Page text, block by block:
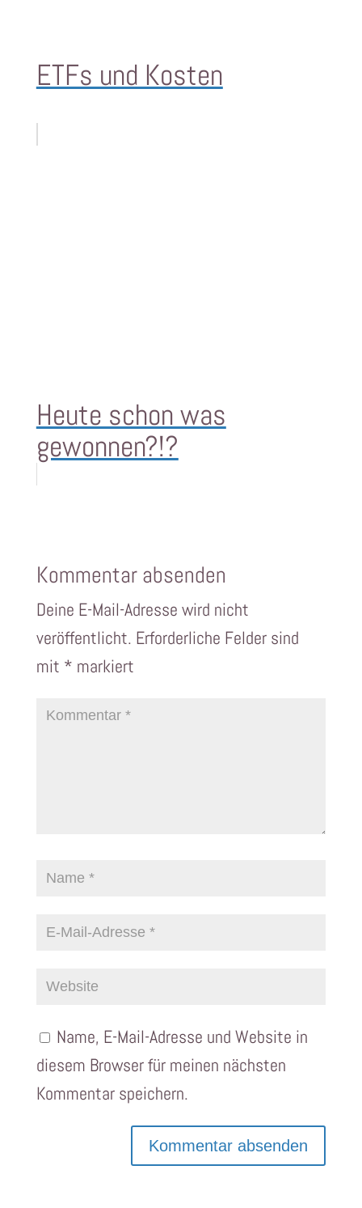
ETFs und Kosten
Heute schon was
gewonnen?!?
Kommentar absenden
Deine E-Mail-Adresse wird nicht
veröffentlicht. Erforderliche Felder sind
mit * markiert
Name, E-Mail-Adresse und Website in
diesem Browser für meinen nächsten
Kommentar speichern.